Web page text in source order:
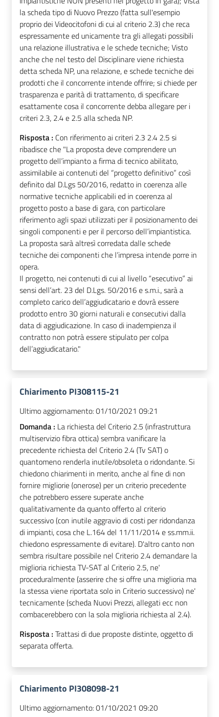
la scheda tipo di Nuovo Prezzo (fatta sull'esempio
proprio dei Videocitofoni di cui al criterio 2.3) che reca
espressamente ed unicamente tra gli allegati possibili
una relazione illustrativa e le schede tecniche; Visto
anche che nel testo del Disciplinare viene richiesta
detta scheda NP, una relazione, e schede tecniche dei
prodotti che il concorrente intende offrire; si chiede per
trasparenza e parità di trattamento, di specificare
esattamente cosa il concorrente debba allegare per i
criteri 2.3, 2.4 e 2.5 alla scheda NP.
Risposta : Con riferimento ai criteri 2.3 2.4 2.5 si
ribadisce che "La proposta deve comprendere un
progetto dell’impianto a firma di tecnico abilitato,
assimilabile ai contenuti del “progetto definitivo” così
definito dal D.Lgs 50/2016, redatto in coerenza alle
normative tecniche applicabili ed in coerenza al
progetto posto a base di gara, con particolare
riferimento agli spazi utilizzati per il posizionamento dei
singoli componenti e per il percorso dell’impiantistica.
La proposta sarà altresì corredata dalle schede
tecniche dei componenti che l’impresa intende porre in
opera.
Il progetto, nei contenuti di cui al livello “esecutivo” ai
sensi dell’art. 23 del D.Lgs. 50/2016 e s.m.i., sarà a
completo carico dell’aggiudicatario e dovrà essere
prodotto entro 30 giorni naturali e consecutivi dalla
data di aggiudicazione. In caso di inadempienza il
contratto non potrà essere stipulato per colpa
dell’aggiudicatario."
Chiarimento PI308115-21
Ultimo aggiornamento:01/10/2021 09:21
Domanda : La richiesta del Criterio 2.5 (infrastruttura
multiservizio fibra ottica) sembra vanificare la
precedente richiesta del Criterio 2.4 (Tv SAT) o
quantomeno renderla inutile/obsoleta o ridondante. Si
chiedono chiarimenti in merito, anche al fine di non
fornire migliorie (onerose) per un criterio precedente
che potrebbero essere superate anche
qualitativamente da quanto offerto al criterio
successivo (con inutile aggravio di costi per ridondanza
di impianti, cosa che L.164 del 11/11/2014 e ss.mm.ii.
chiedono espressamente di evitare). D'altro canto non
sembra risultare possibile nel Criterio 2.4 demandare la
miglioria richiesta TV-SAT al Criterio 2.5, ne'
proceduralmente (asserire che si offre una miglioria ma
la stessa viene riportata solo in Criterio successivo) ne'
tecnicamente (scheda Nuovi Prezzi, allegati ecc non
combacerebbero con la sola miglioria richiesta al 2.4).
Risposta : Trattasi di due proposte distinte, oggetto di
separata offerta.
Chiarimento PI308098-21
Ultimo aggiornamento:01/10/2021 09:20